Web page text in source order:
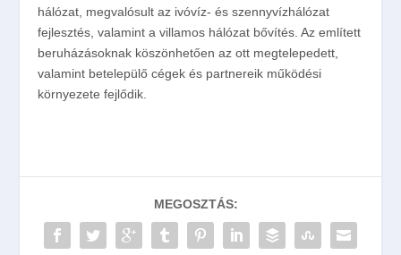
hálózat, megvalósult az ivóvíz- és szennyvízhálózat
fejlesztés, valamint a villamos hálózat bővítés. Az említett
beruházásoknak köszönhetően az ott megtelepedett,
valamint betelepülő cégek és partnereik működési
környezete fejlődik.
MEGOSZTÁS: